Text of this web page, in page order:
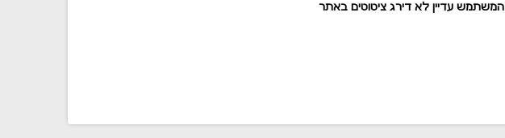
המשתמש עדיין לא דירג ציטוטים באתר